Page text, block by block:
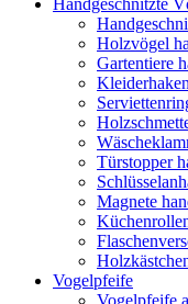
Handgeschnitzte
Holzvögel
Gartentiere
Türstopper
Magnete
Vogelpfeife